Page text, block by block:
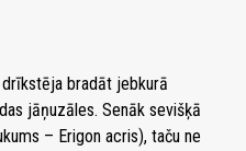
drīkstēja bradāt jebkurā
jāņuzāles. Senāk sevišķā
– Erigon acris), taču ne